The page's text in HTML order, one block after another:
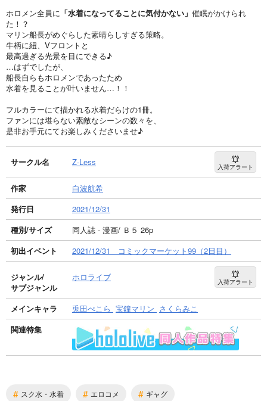
ホロメン全員に 「水着になってることに気付かない」 催眠がかけられ
た！？
マリン船長がめぐらした素晴らしすぎる策略。
牛柄に紐、Vフロントと
最高過ぎる光景を目にできる♪
…はずでしたが、
船長自らもホロメンであったため
水着を見ることが叶いません…！！
フルカラーにて描かれる水着だらけの1冊。
ファンには堪らない素敵なシーンの数々を、
是非お手元にてお楽しみくださいませ♪
サークル名 Z-Less 入荷アラート
作家
白波航希
発行日
2021/12/31
種別/サイズ
同人誌 - 漫画/ Ｂ５ 26p
初出イベント
2021/12/31 コミックマーケット99（2日目）
ジャンル/
サブジャンル
ホロライブ 入荷アラート
メインキャラ 兎田ぺこら 宝鐘マリン さくらみこ
関連特集
# スク水・水着 # エロコメ # ギャグ